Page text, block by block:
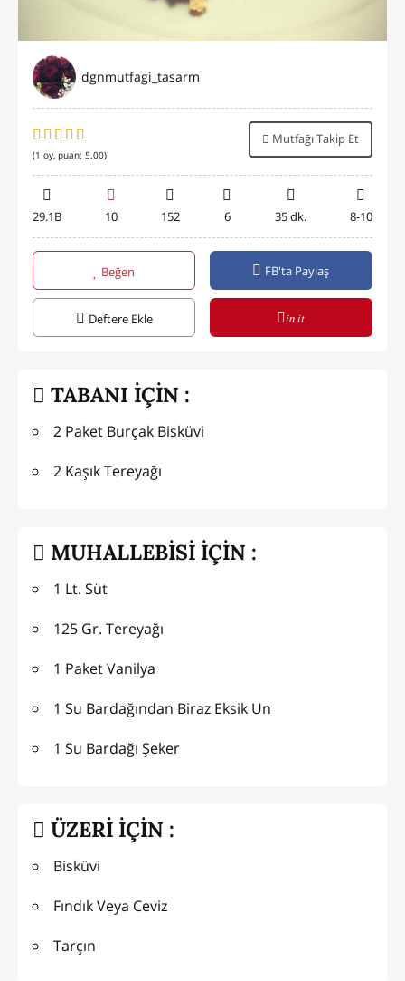
dgnmutfagi_tasarm
(1 oy, puan: 5.00)
Mutfağı Takip Et
29.1B 10 152 6 35 dk. 8-10
Beğen FB'ta Paylaş
Deftere Ekle in it
TABANI İÇİN :
2 Paket Burçak Bisküvi
2 Kaşık Tereyağı
MUHALLEBİSİ İÇİN :
1 Lt. Süt
125 Gr. Tereyağı
1 Paket Vanilya
1 Su Bardağından Biraz Eksik Un
1 Su Bardağı Şeker
ÜZERİ İÇİN :
Bisküvi
Fındık Veya Ceviz
Tarçın